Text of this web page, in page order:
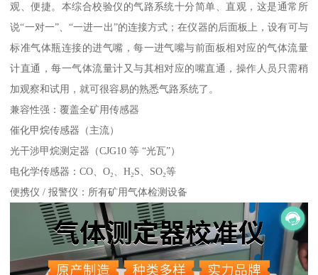
观、便捷。本综合校验仪的气路系统十分简单、直观，这是通常所
说“一对一”、“一进一出”的连接方式；在仪器的后面板上，设有可与
标准气体瓶连接的进气嘴，每一进气嘴与前面板相对应的气体流量
计直通，每一气体流量计又与其相对应的嘴直通，操作人员只需稍
加观察和试用，就可很容易的熟悉气路系统了。
兼容性强：覆盖全矿用传感器
催化甲烷传感器（主流）
光干涉甲烷测定器（CJG10 等 “光瓦”）
电化学传感器：CO、O₂、H₂S、SO₂等
便携仪 / 报警仪：所有矿用气体检测设备